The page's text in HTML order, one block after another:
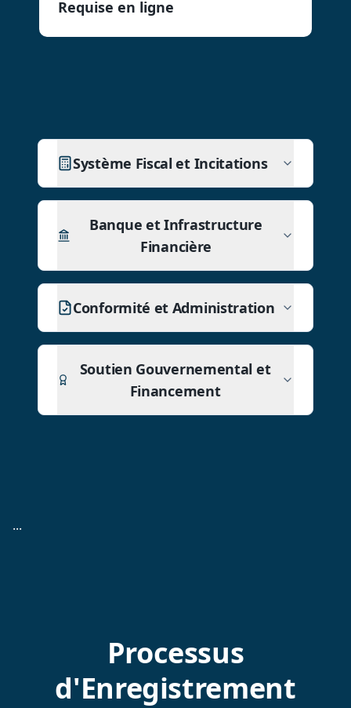
Requise en ligne
Système Fiscal et Incitations
Banque et Infrastructure
Financière
Conformité et Administration
Soutien Gouvernemental et
Financement
...
Processus
d'Enregistrement